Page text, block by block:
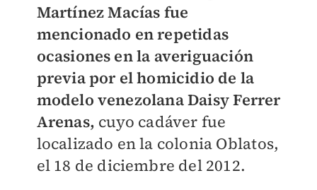
Martínez Macías fue
mencionado en repetidas
ocasiones en la averiguación
previa por el homicidio de la
modelo venezolana Daisy Ferrer
Arenas, cuyo cadáver fue
localizado en la colonia Oblatos,
el 18 de diciembre del 2012.